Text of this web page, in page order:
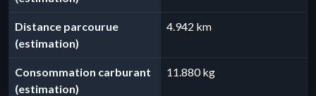
Distance parcourue
(estimation)
4.942 km
Consommation carburant
(estimation)
11.880 kg